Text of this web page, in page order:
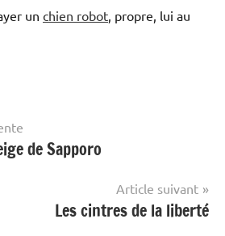
un chien robot , propre, lui au
de Sapporo
Article suivant
Les cintres de la liberté